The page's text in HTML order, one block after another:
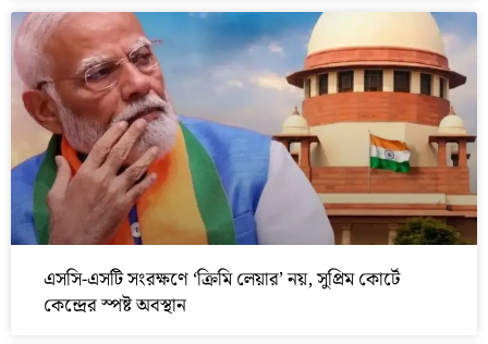
এসসি-এসটি সংরক্ষণে ‘ক্রিমি লেয়ার’ নয়, সুপ্রিম কোর্টে
কেন্দ্রের স্পষ্ট অবস্থান